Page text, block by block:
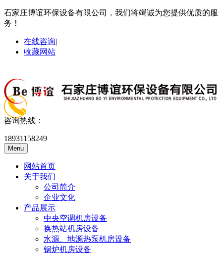
石家庄博谊环保设备有限公司，我们将竭诚为您提供优质的服
务！
在线咨询|
收藏网站
咨询热线：
18931158249
Menu
网站首页
关于我们
公司简介
企业文化
产品展示
中央空调机房设备
换热站机房设备
水源、地源热泵机房设备
锅炉机房设备